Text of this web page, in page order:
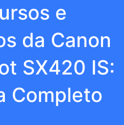
e
da Canon
SX420 IS:
Completo